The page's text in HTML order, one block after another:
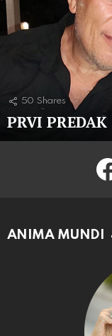
50 Shares
PRVI PREDAK
ANIMA MUNDI